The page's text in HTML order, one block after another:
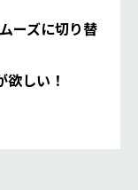
ーズに切り替
しい！